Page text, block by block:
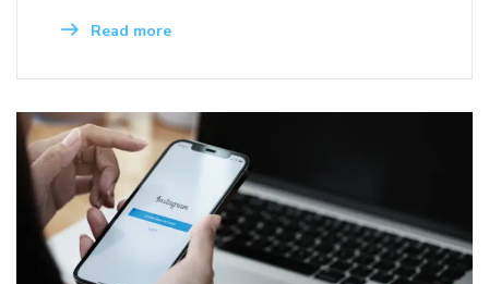
Read more